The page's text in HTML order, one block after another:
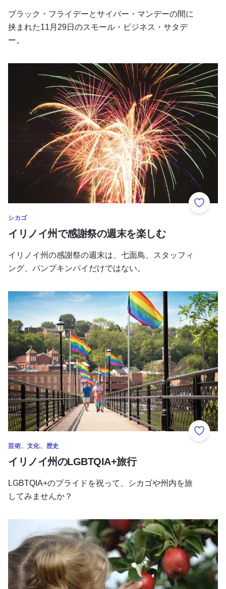
ブラック・フライデーとサイバー・マンデーの間に
挟まれた11月29日のスモール・ビジネス・サタデ
ー。
お気に
シカゴ
イリノイ州で感謝祭の週末を楽しむ
イリノイ州の感謝祭の週末は、七面鳥、スタッフィ
ング、パンプキンパイだけではない。
イリノイ州で感謝祭の週末を楽しむ
お気に
芸術、文化、歴史
イリノイ州のLGBTQIA+旅行
LGBTQIA+のプライドを祝って、シカゴや州内を旅
してみませんか？
イリノイ州のLGBTQIA+旅行
フレッシュ・ピック